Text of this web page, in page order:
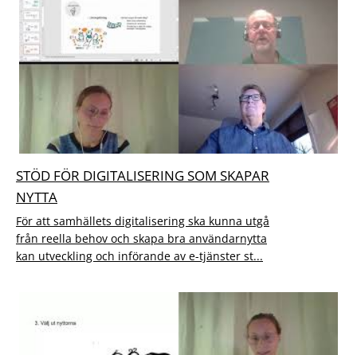
STÖD FÖR DIGITALISERING SOM SKAPAR
NYTTA
För att samhällets digitalisering ska kunna utgå
från reella behov och skapa bra användarnytta
kan utveckling och införande av e-tjänster st...